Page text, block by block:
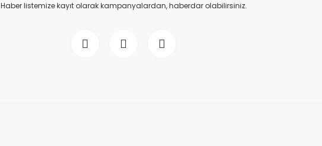
Haber listemize kayıt olarak kampanyalardan, haberdar olabilirsiniz.